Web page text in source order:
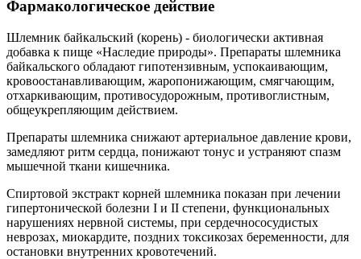
Фармакологическое действие
Шлемник байкальский (корень) - биологически активная
добавка к пище «Наследие природы». Препараты шлемника
байкальского обладают гипотензивным, успокаивающим,
кровоостанавливающим, жаропонижающим, смягчающим,
отхаркивающим, противосудорожным, противоглистным,
общеукрепляющим действием.
Препараты шлемника снижают артериальное давление крови,
замедляют ритм сердца, понижают тонус и устраняют спазм
мышечной ткани кишечника.
Спиртовой экстракт корней шлемника показан при лечении
гипертонической болезни I и II степени, функциональных
нарушениях нервной системы, при сердечнососудистых
неврозах, миокардите, поздних токсикозах беременности, для
остановки внутренних кровотечений.